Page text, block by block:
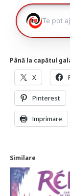
Până la capătul
X
Pinterest
Imprimare
Similare